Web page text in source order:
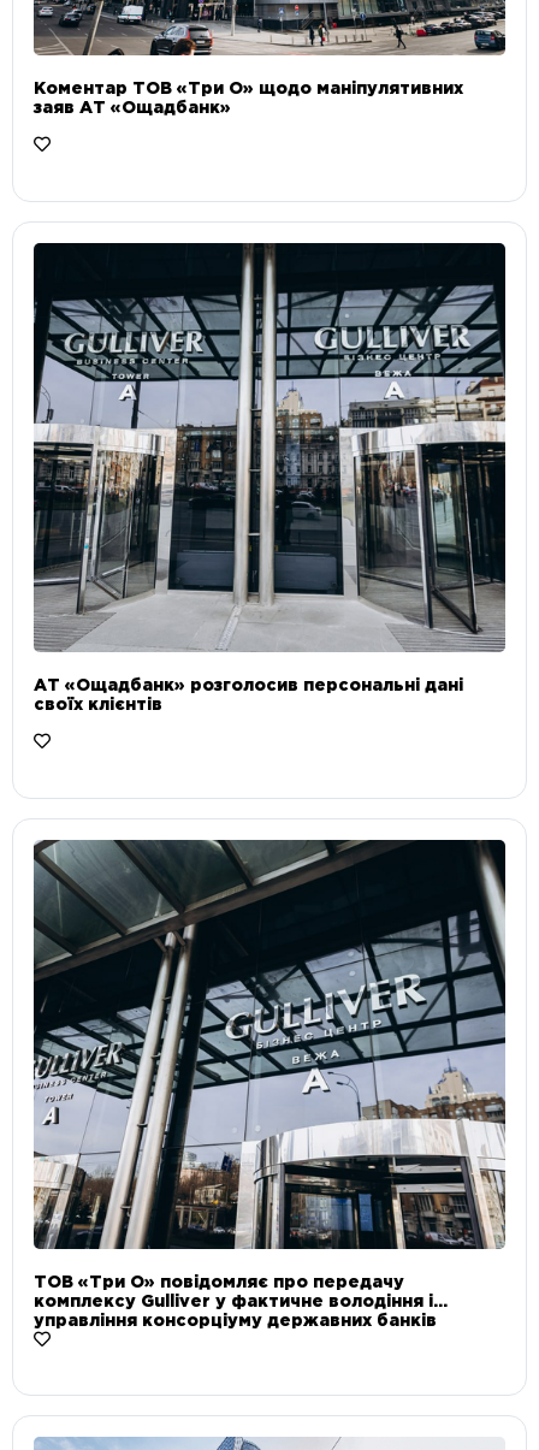
Коментар ТОВ «Три О» щодо маніпулятивних
заяв АТ «Ощадбанк»
АТ «Ощадбанк» розголосив персональні дані
своїх клієнтів
ТОВ «Три О» повідомляє про передачу
комплексу Gulliver у фактичне володіння і
управління консорціуму державних банків